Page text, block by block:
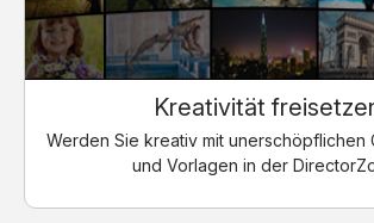
Kreativität
Werden Sie kreativ mit unerschöpflichen
und Vorlagen in der